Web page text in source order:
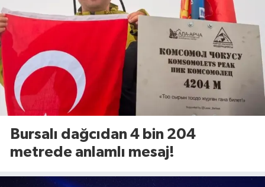
Bursalı dağcıdan 4 bin 204
metrede anlamlı mesaj!